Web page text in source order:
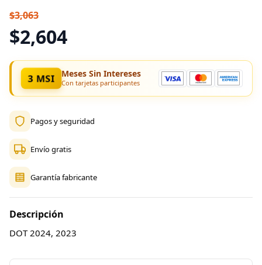
$3,063
$2,604
3 MSI Meses Sin Intereses
Con tarjetas participantes
Pagos y seguridad
Envío gratis
Garantía fabricante
Descripción
DOT 2024, 2023